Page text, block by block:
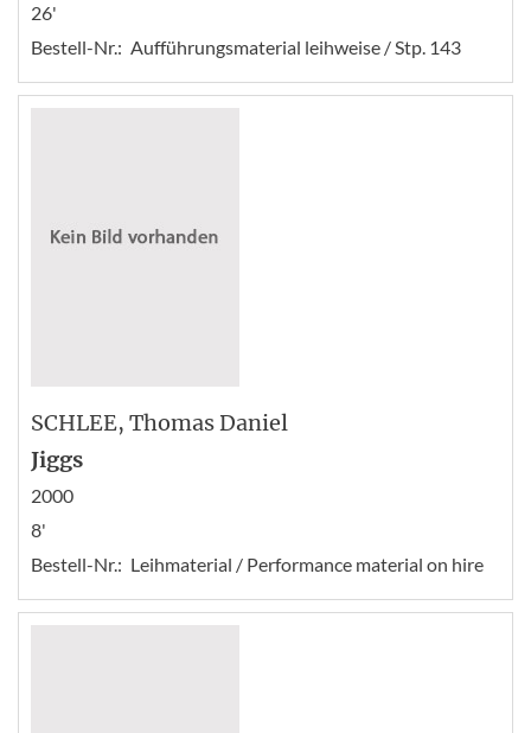
26'
Bestell-Nr.: Aufführungsmaterial leihweise / Stp. 143
SCHLEE, Thomas Daniel
Jiggs
2000
8'
Bestell-Nr.: Leihmaterial / Performance material on hire